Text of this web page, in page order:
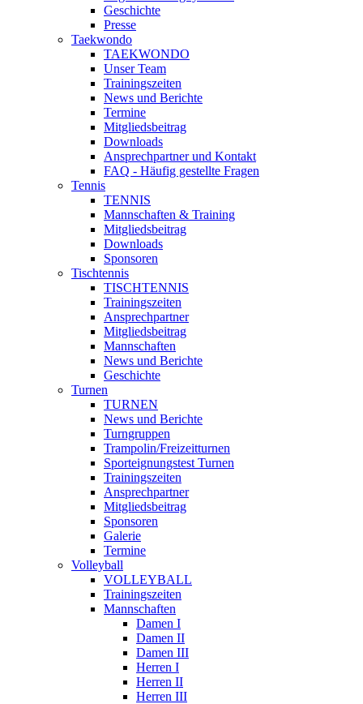
Geschichte
Presse
Taekwondo
TAEKWONDO
Unser Team
Trainingszeiten
News und Berichte
Termine
Mitgliedsbeitrag
Downloads
Ansprechpartner und Kontakt
FAQ - Häufig gestellte Fragen
Tennis
TENNIS
Mannschaften & Training
Mitgliedsbeitrag
Downloads
Sponsoren
Tischtennis
TISCHTENNIS
Trainingszeiten
Ansprechpartner
Mitgliedsbeitrag
Mannschaften
News und Berichte
Geschichte
Turnen
TURNEN
News und Berichte
Turngruppen
Trampolin/Freizeitturnen
Sporteignungstest Turnen
Trainingszeiten
Ansprechpartner
Mitgliedsbeitrag
Sponsoren
Galerie
Termine
Volleyball
VOLLEYBALL
Trainingszeiten
Mannschaften
Damen I
Damen II
Damen III
Herren I
Herren II
Herren III